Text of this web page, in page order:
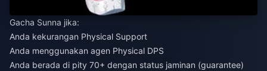
Gacha Sunna jika:
Anda kekurangan Physical Support
Anda menggunakan agen Physical DPS
Anda berada di pity 70+ dengan status jaminan (guarantee)